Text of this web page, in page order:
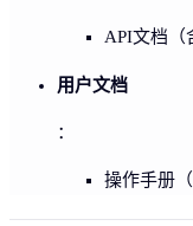
API文档（
用户文档
：
操作手册